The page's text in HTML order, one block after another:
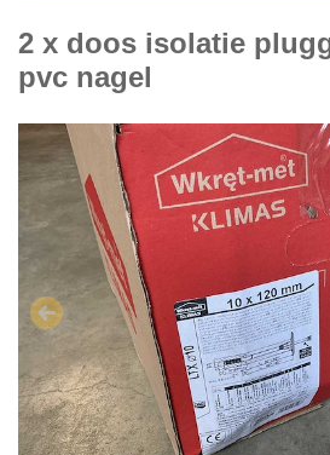
2 x doos isolatie
pvc nagel